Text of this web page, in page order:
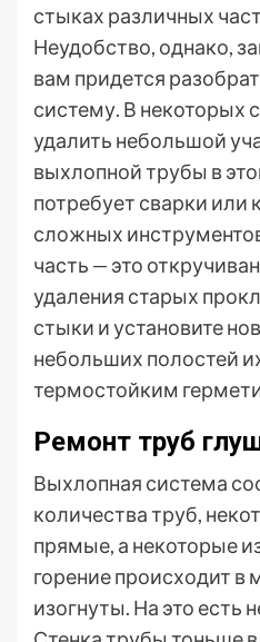
стыках различных
Неудобство, однако,
вам придется
систему. В некоторых
удалить небольшой
выхлопной трубы в
потребует сварки или
сложных
часть — это
удаления старых
стыки и установите
небольших полостей
термостойким
Ремонт труб
Выхлопная система
количества труб,
прямые, а некоторые
горение происходит в
изогнуты. На это есть